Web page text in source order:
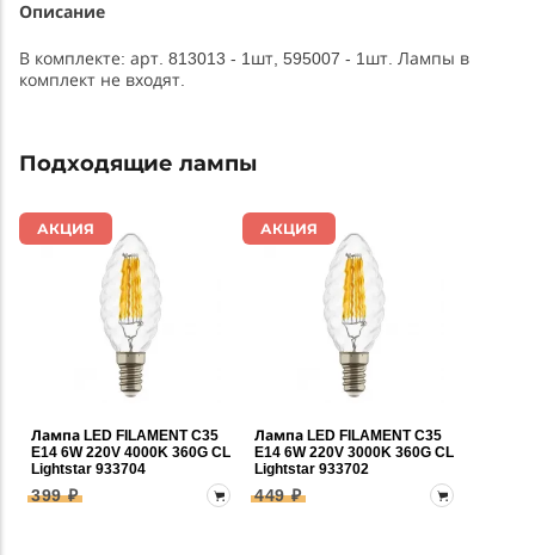
Описание
В комплекте: арт. 813013 - 1шт, 595007 - 1шт. Лампы в
комплект не входят.
Подходящие лампы
АКЦИЯ
Лампа LED FILAMENT C35
E14 6W 220V 4000K 360G CL
Lightstar 933704
399 ₽
АКЦИЯ
Лампа LED FILAMENT C35
E14 6W 220V 3000K 360G CL
Lightstar 933702
449 ₽